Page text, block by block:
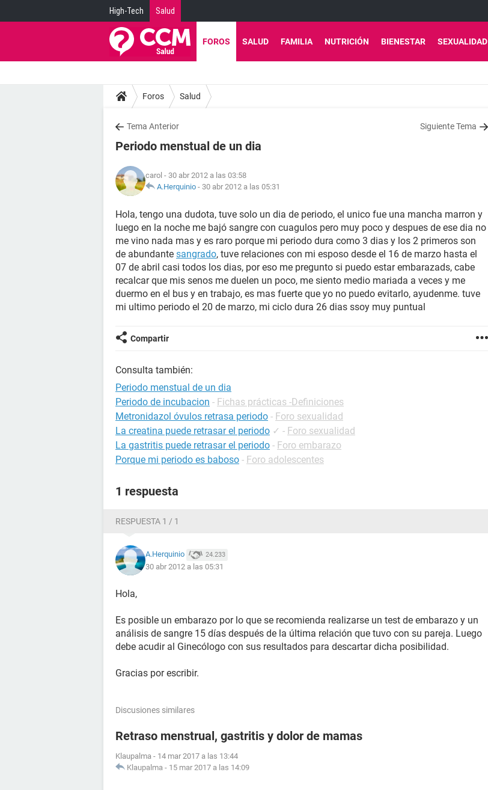
High-Tech Salud
FOROS SALUD FAMILIA NUTRICIÓN BIENESTAR SEXUALIDAD
Foros Salud
Tema Anterior Siguiente Tema
Periodo menstual de un dia
carol - 30 abr 2012 a las 03:58
A.Herquinio - 30 abr 2012 a las 05:31
Hola, tengo una dudota, tuve solo un dia de periodo, el unico fue una mancha marron y
luego en la noche me bajó sangre con cuagulos pero muy poco y despues de ese dia no
me vino nada mas y es raro porque mi periodo dura como 3 dias y los 2 primeros son
de abundante sangrado, tuve relaciones con mi esposo desde el 16 de marzo hasta el
07 de abril casi todos los dias, por eso me pregunto si puedo estar embarazads, cabe
recalcar que mis senos me duelen un poco, me siento medio mariada a veces y me
duermo en el bus y en trabajo, es mas fuerte que yo no puedo evitarlo, ayudenme. tuve
mi ultimo periodo el 20 de marzo, mi ciclo dura 26 dias ssoy muy puntual
Compartir
Consulta también:
Periodo menstual de un dia
Periodo de incubacion - Fichas prácticas -Definiciones
Metronidazol óvulos retrasa periodo - Foro sexualidad
La creatina puede retrasar el periodo ✓ - Foro sexualidad
La gastritis puede retrasar el periodo - Foro embarazo
Porque mi periodo es baboso - Foro adolescentes
1 respuesta
RESPUESTA 1 / 1
A.Herquinio 24.233
30 abr 2012 a las 05:31
Hola,
Es posible un embarazo por lo que se recomienda realizarse un test de embarazo y un
análisis de sangre 15 días después de la última relación que tuvo con su pareja. Luego
debe acudir al Ginecólogo con sus resultados para descartar dicha posibilidad.
Gracias por escribir.
Discusiones similares
Retraso menstrual, gastritis y dolor de mamas
Klaupalma - 14 mar 2017 a las 13:44
Klaupalma - 15 mar 2017 a las 14:09